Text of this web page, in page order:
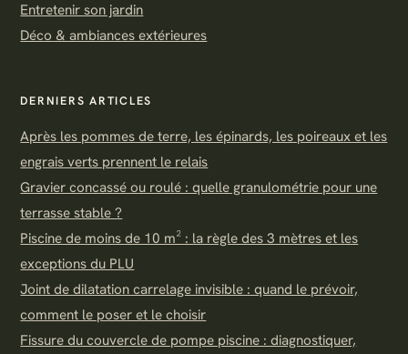
Entretenir son jardin
Déco & ambiances extérieures
DERNIERS ARTICLES
Après les pommes de terre, les épinards, les poireaux et les
engrais verts prennent le relais
Gravier concassé ou roulé : quelle granulométrie pour une
terrasse stable ?
Piscine de moins de 10 m² : la règle des 3 mètres et les
exceptions du PLU
Joint de dilatation carrelage invisible : quand le prévoir,
comment le poser et le choisir
Fissure du couvercle de pompe piscine : diagnostiquer,